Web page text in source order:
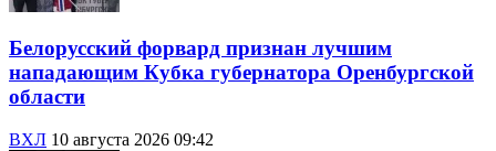
Белорусский форвард признан лучшим
нападающим Кубка губернатора Оренбургской
области
ВХЛ 10 августа 2026 09:42